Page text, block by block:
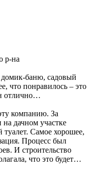
р-на
домик-баню, садовый
что понравилось – это
отлично…
компанию. За
дачном участке
Самое хорошее,
Процесс был
И строительство
что это будет…